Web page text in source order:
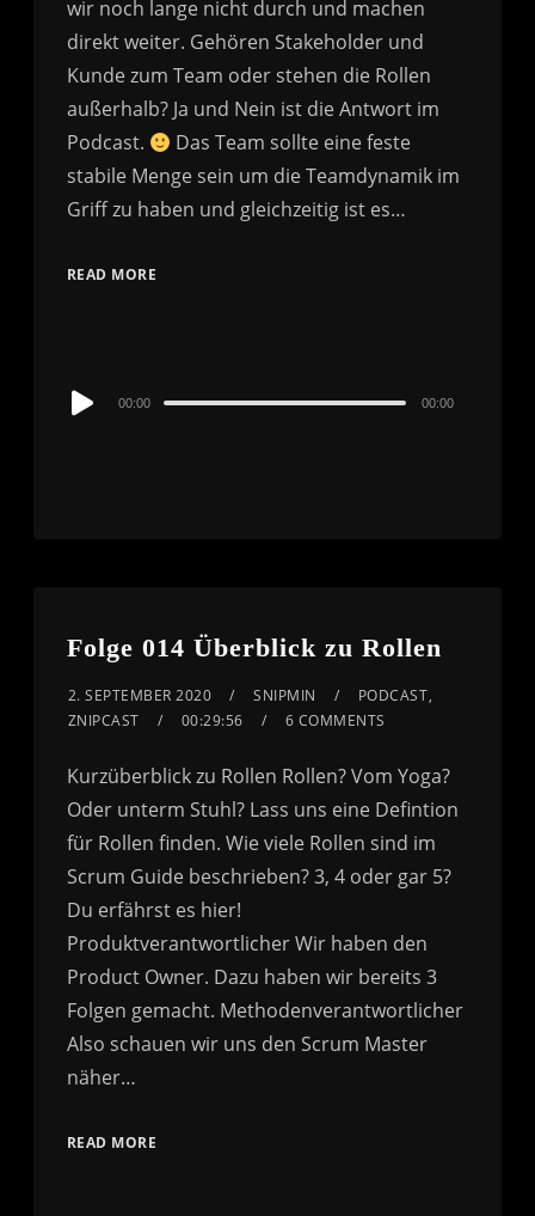
wir noch lange nicht durch und machen
direkt weiter. Gehören Stakeholder und
Kunde zum Team oder stehen die Rollen
außerhalb? Ja und Nein ist die Antwort im
Podcast.
Das Team sollte eine feste
stabile Menge sein um die Teamdynamik im
Griff zu haben und gleichzeitig ist es…
READ MORE
Audio
00:00 00:00
Folge 014 Überblick zu Rollen
2. SEPTEMBER 2020 SNIPMIN PODCAST,
ZNIPCAST
00:29:56 6 COMMENTS
Kurzüberblick zu Rollen Rollen? Vom Yoga?
Oder unterm Stuhl? Lass uns eine Defintion
für Rollen finden. Wie viele Rollen sind im
Scrum Guide beschrieben? 3, 4 oder gar 5?
Du erfährst es hier!
Produktverantwortlicher Wir haben den
Product Owner. Dazu haben wir bereits 3
Folgen gemacht. Methodenverantwortlicher
Also schauen wir uns den Scrum Master
näher…
READ MORE